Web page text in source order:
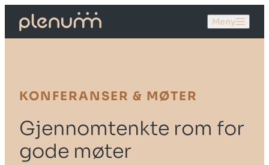
Meny
KONFERANSER & MØTER
Gjennomtenkte rom for
gode møter